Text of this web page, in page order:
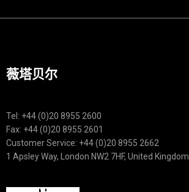
薇塔贝尔
Tel: +44 (0)20 8955 2600
Fax: +44 (0)20 8955 2601
Customer Service: +44 (0)20 8955 2662
1 Apsley Way, London NW2 7HF, United Kingdom